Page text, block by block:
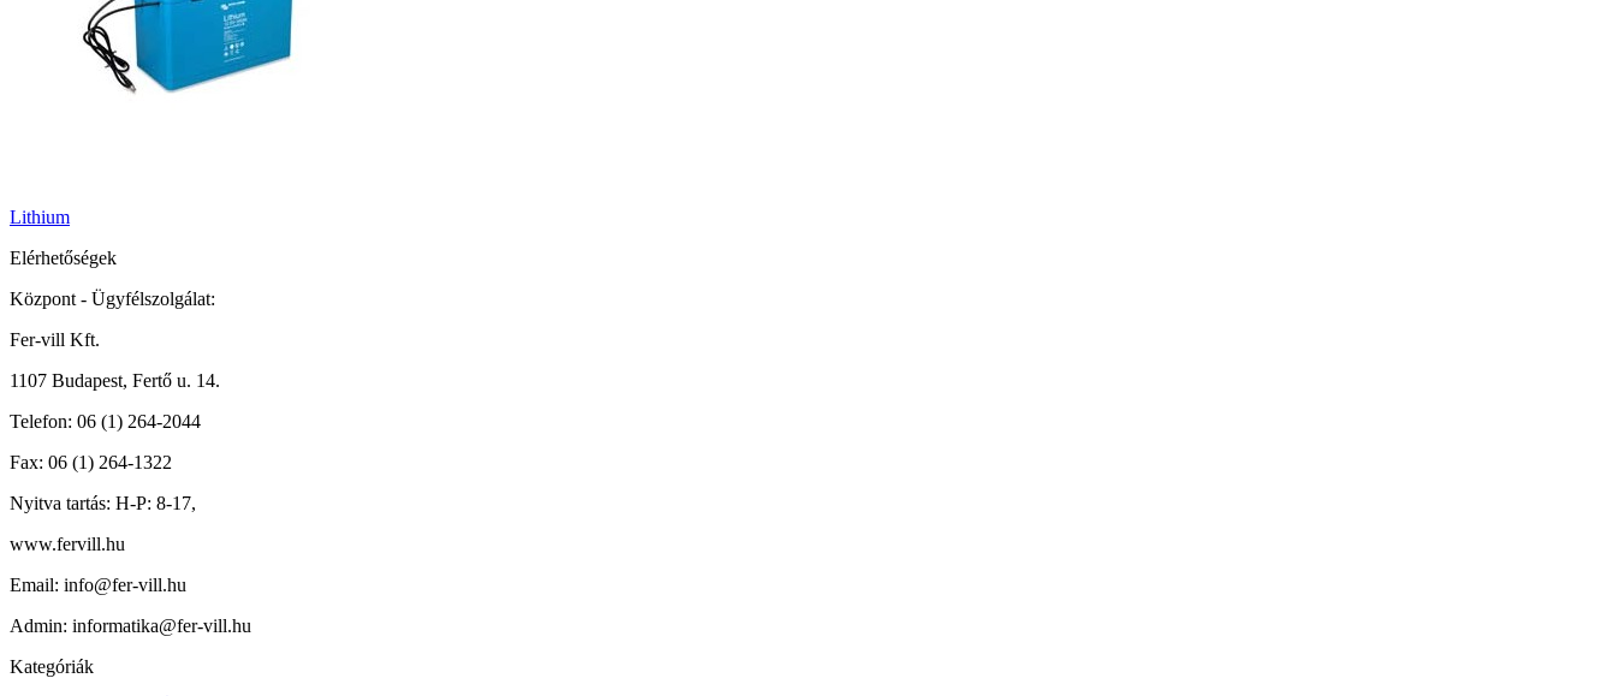
Lithium
Elérhetőségek
Központ - Ügyfélszolgálat:
Fer-vill Kft.
1107 Budapest, Fertő u. 14.
Telefon: 06 (1) 264-2044
Fax: 06 (1) 264-1322
Nyitva tartás: H-P: 8-17,
www.fervill.hu
Email: info@fer-vill.hu
Admin: informatika@fer-vill.hu
Kategóriák